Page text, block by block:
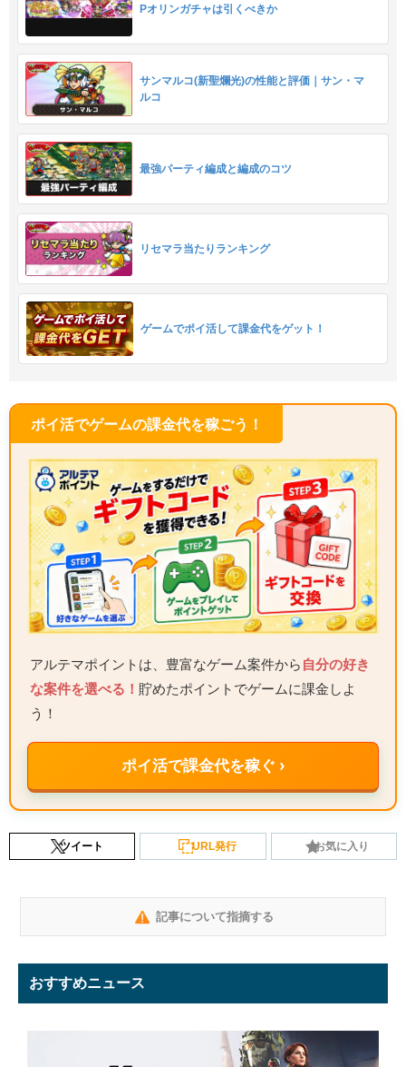
Pオリンガチャは引くべきか
サンマルコ(新聖爛光)の性能と評価｜サン・マ
ルコ
最強パーティ編成と編成のコツ
リセマラ当たりランキング
ゲームでポイ活して課金代をゲット！
ポイ活でゲームの課金代を稼ごう！
アルテマポイントは、豊富なゲーム案件から 自分の好き
な案件を選べる！ 貯めたポイントでゲームに課金しよ
う！
ポイ活で課金代を稼ぐ ›
ツイート URL発行 お気に入り
記事について指摘する
おすすめニュース